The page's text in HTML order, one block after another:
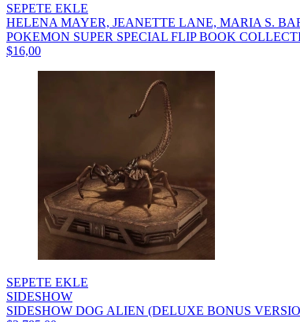
SEPETE EKLE
HELENA MAYER, JEANETTE LANE, MARIA S.
POKEMON SUPER SPECIAL FLIP BOOK
$16,00
SEPETE EKLE
SIDESHOW
SIDESHOW DOG ALIEN (DELUXE BONUS